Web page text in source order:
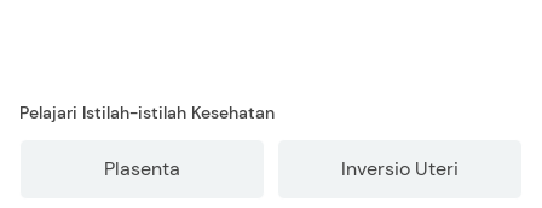
Pelajari Istilah-istilah Kesehatan
Plasenta Inversio Uteri